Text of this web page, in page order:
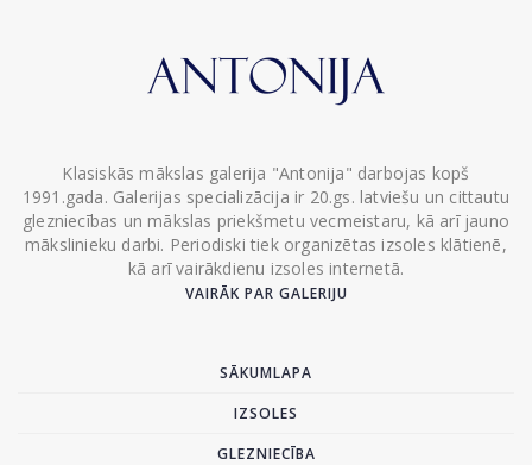
Klasiskās mākslas galerija "Antonija" darbojas kopš
1991.gada. Galerijas specializācija ir 20.gs. latviešu un cittautu
glezniecības un mākslas priekšmetu vecmeistaru, kā arī jauno
mākslinieku darbi. Periodiski tiek organizētas izsoles klātienē,
kā arī vairākdienu izsoles internetā.
VAIRĀK PAR GALERIJU
SĀKUMLAPA
IZSOLES
GLEZNIECĪBA